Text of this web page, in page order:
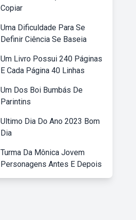
Copiar
Uma Dificuldade Para Se
Definir Ciência Se Baseia
Um Livro Possui 240 Páginas
E Cada Página 40 Linhas
Um Dos Boi Bumbás De
Parintins
Ultimo Dia Do Ano 2023 Bom
Dia
Turma Da Mônica Jovem
Personagens Antes E Depois